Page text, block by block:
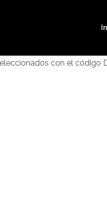
con el código